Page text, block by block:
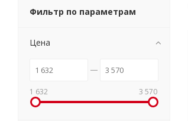
Фильтр по параметрам
Цена
1 632 3 570